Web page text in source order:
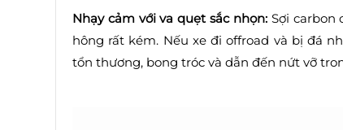
Nhạy cảm với va quẹt sắc nhọn:Sợi carbon
hông rất kém. Nếu xe đi offroad và bị đá
tổn thương, bong tróc và dẫn đến nứt vỡ